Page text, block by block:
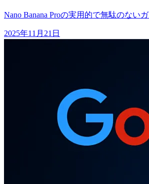
Nano Banana Proの実用的で無駄のな
2025年11月21日